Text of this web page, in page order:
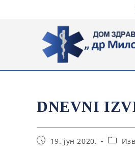
DNEVNI
19. јун 2020.